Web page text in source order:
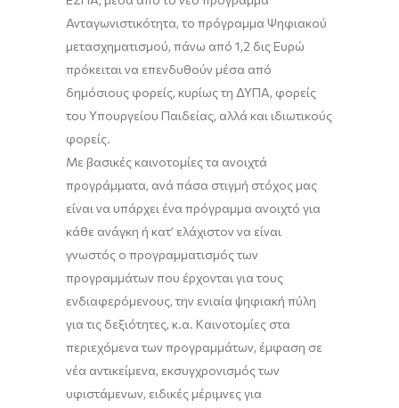
Ανταγωνιστικότητα, το πρόγραμμα Ψηφιακού
μετασχηματισμού, πάνω από 1,2 δις Ευρώ
πρόκειται να επενδυθούν μέσα από
δημόσιους φορείς, κυρίως τη ΔΥΠΑ, φορείς
του Υπουργείου Παιδείας, αλλά και ιδιωτικούς
φορείς.
Με βασικές καινοτομίες τα ανοιχτά
προγράμματα, ανά πάσα στιγμή στόχος μας
είναι να υπάρχει ένα πρόγραμμα ανοιχτό για
κάθε ανάγκη ή κατ’ ελάχιστον να είναι
γνωστός ο προγραμματισμός των
προγραμμάτων που έρχονται για τους
ενδιαφερόμενους, την ενιαία ψηφιακή πύλη
για τις δεξιότητες, κ.α. Καινοτομίες στα
περιεχόμενα των προγραμμάτων, έμφαση σε
νέα αντικείμενα, εκσυγχρονισμός των
υφιστάμενων, ειδικές μέριμνες για